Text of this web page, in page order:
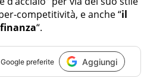
competitività, e anche “il
“.
preferite Aggiungi